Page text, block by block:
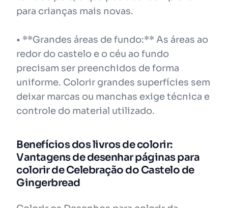
para crianças mais novas.
• **Grandes áreas de fundo:** As áreas ao
redor do castelo e o céu ao fundo
precisam ser preenchidos de forma
uniforme. Colorir grandes superfícies sem
deixar marcas ou manchas exige técnica e
controle do material utilizado.
Benefícios dos livros de colorir:
Vantagens de desenhar páginas para
colorir de Celebração do Castelo de
Gingerbread